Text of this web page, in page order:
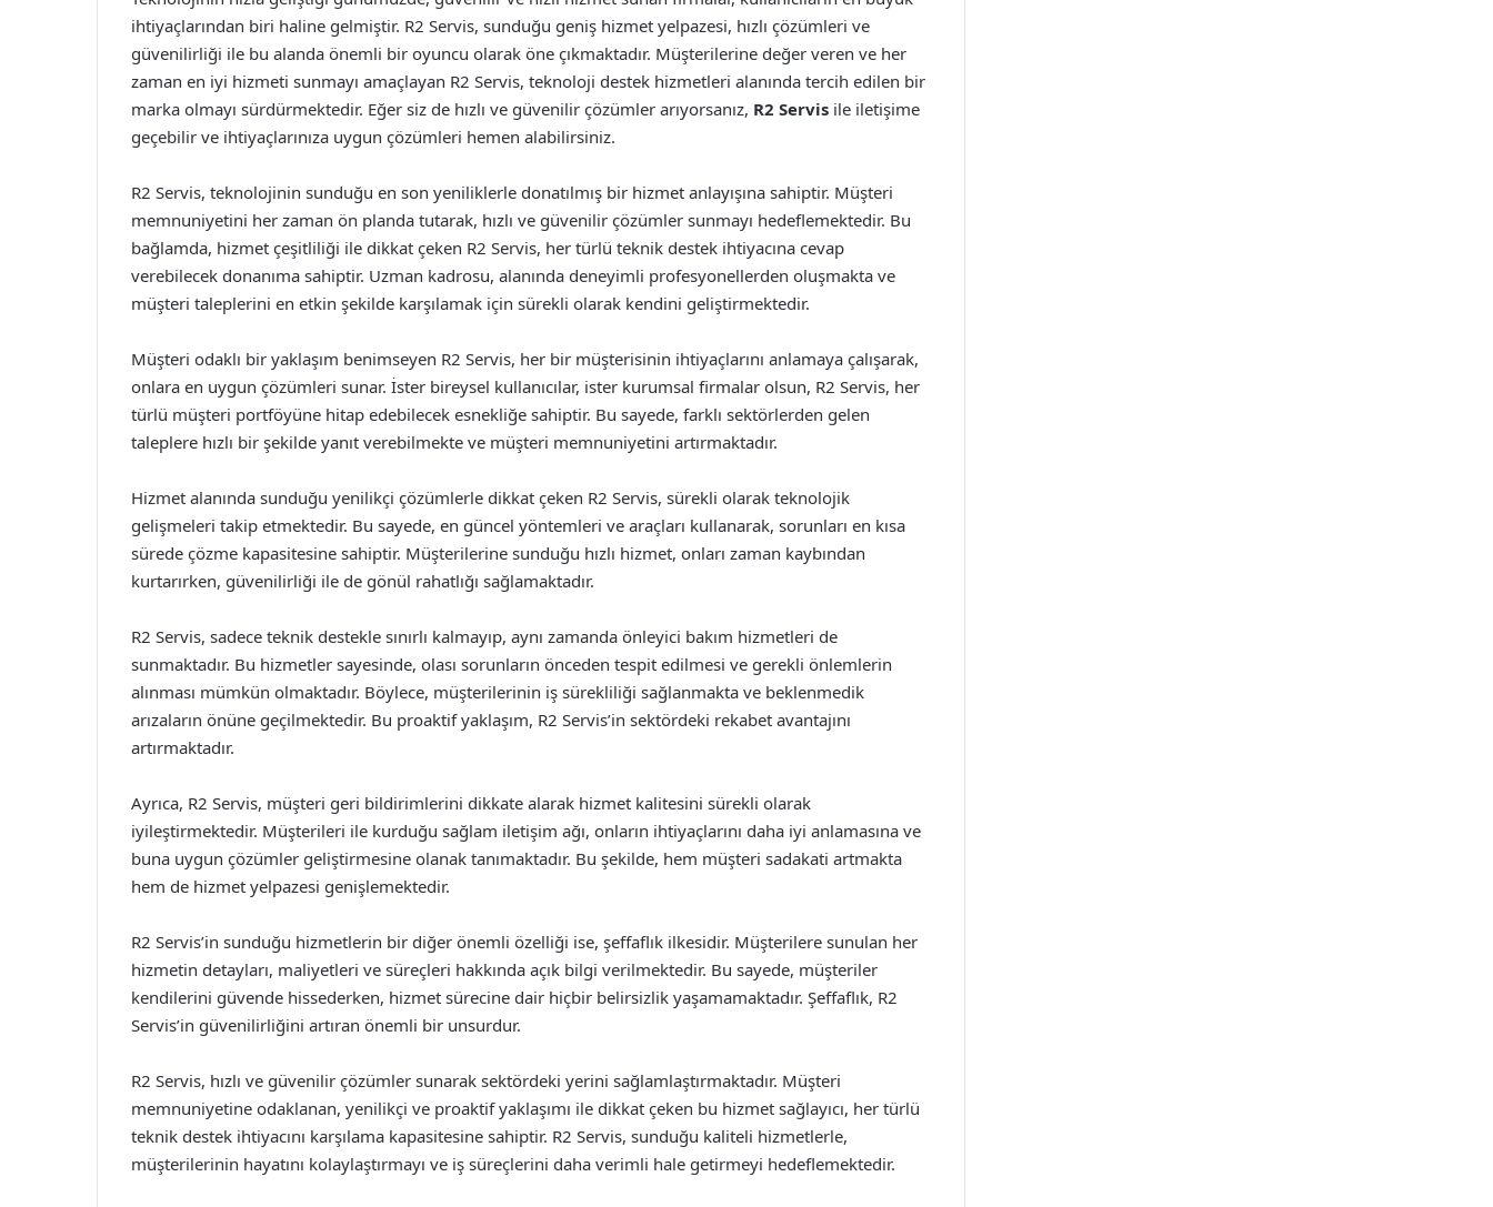
ihtiyaçlarından biri haline gelmiştir. R2 Servis, sunduğu geniş hizmet yelpazesi, hızlı çözümleri ve
güvenilirliği ile bu alanda önemli bir oyuncu olarak öne çıkmaktadır. Müşterilerine değer veren ve her
zaman en iyi hizmeti sunmayı amaçlayan R2 Servis, teknoloji destek hizmetleri alanında tercih edilen bir
marka olmayı sürdürmektedir. Eğer siz de hızlı ve güvenilir çözümler arıyorsanız, R2 Servis ile iletişime
geçebilir ve ihtiyaçlarınıza uygun çözümleri hemen alabilirsiniz.
R2 Servis, teknolojinin sunduğu en son yeniliklerle donatılmış bir hizmet anlayışına sahiptir. Müşteri
memnuniyetini her zaman ön planda tutarak, hızlı ve güvenilir çözümler sunmayı hedeflemektedir. Bu
bağlamda, hizmet çeşitliliği ile dikkat çeken R2 Servis, her türlü teknik destek ihtiyacına cevap
verebilecek donanıma sahiptir. Uzman kadrosu, alanında deneyimli profesyonellerden oluşmakta ve
müşteri taleplerini en etkin şekilde karşılamak için sürekli olarak kendini geliştirmektedir.
Müşteri odaklı bir yaklaşım benimseyen R2 Servis, her bir müşterisinin ihtiyaçlarını anlamaya çalışarak,
onlara en uygun çözümleri sunar. İster bireysel kullanıcılar, ister kurumsal firmalar olsun, R2 Servis, her
türlü müşteri portföyüne hitap edebilecek esnekliğe sahiptir. Bu sayede, farklı sektörlerden gelen
taleplere hızlı bir şekilde yanıt verebilmekte ve müşteri memnuniyetini artırmaktadır.
Hizmet alanında sunduğu yenilikçi çözümlerle dikkat çeken R2 Servis, sürekli olarak teknolojik
gelişmeleri takip etmektedir. Bu sayede, en güncel yöntemleri ve araçları kullanarak, sorunları en kısa
sürede çözme kapasitesine sahiptir. Müşterilerine sunduğu hızlı hizmet, onları zaman kaybından
kurtarırken, güvenilirliği ile de gönül rahatlığı sağlamaktadır.
R2 Servis, sadece teknik destekle sınırlı kalmayıp, aynı zamanda önleyici bakım hizmetleri de
sunmaktadır. Bu hizmetler sayesinde, olası sorunların önceden tespit edilmesi ve gerekli önlemlerin
alınması mümkün olmaktadır. Böylece, müşterilerinin iş sürekliliği sağlanmakta ve beklenmedik
arızaların önüne geçilmektedir. Bu proaktif yaklaşım, R2 Servis’in sektördeki rekabet avantajını
artırmaktadır.
Ayrıca, R2 Servis, müşteri geri bildirimlerini dikkate alarak hizmet kalitesini sürekli olarak
iyileştirmektedir. Müşterileri ile kurduğu sağlam iletişim ağı, onların ihtiyaçlarını daha iyi anlamasına ve
buna uygun çözümler geliştirmesine olanak tanımaktadır. Bu şekilde, hem müşteri sadakati artmakta
hem de hizmet yelpazesi genişlemektedir.
R2 Servis’in sunduğu hizmetlerin bir diğer önemli özelliği ise, şeffaflık ilkesidir. Müşterilere sunulan her
hizmetin detayları, maliyetleri ve süreçleri hakkında açık bilgi verilmektedir. Bu sayede, müşteriler
kendilerini güvende hissederken, hizmet sürecine dair hiçbir belirsizlik yaşamamaktadır. Şeffaflık, R2
Servis’in güvenilirliğini artıran önemli bir unsurdur.
R2 Servis, hızlı ve güvenilir çözümler sunarak sektördeki yerini sağlamlaştırmaktadır. Müşteri
memnuniyetine odaklanan, yenilikçi ve proaktif yaklaşımı ile dikkat çeken bu hizmet sağlayıcı, her türlü
teknik destek ihtiyacını karşılama kapasitesine sahiptir. R2 Servis, sunduğu kaliteli hizmetlerle,
müşterilerinin hayatını kolaylaştırmayı ve iş süreçlerini daha verimli hale getirmeyi hedeflemektedir.